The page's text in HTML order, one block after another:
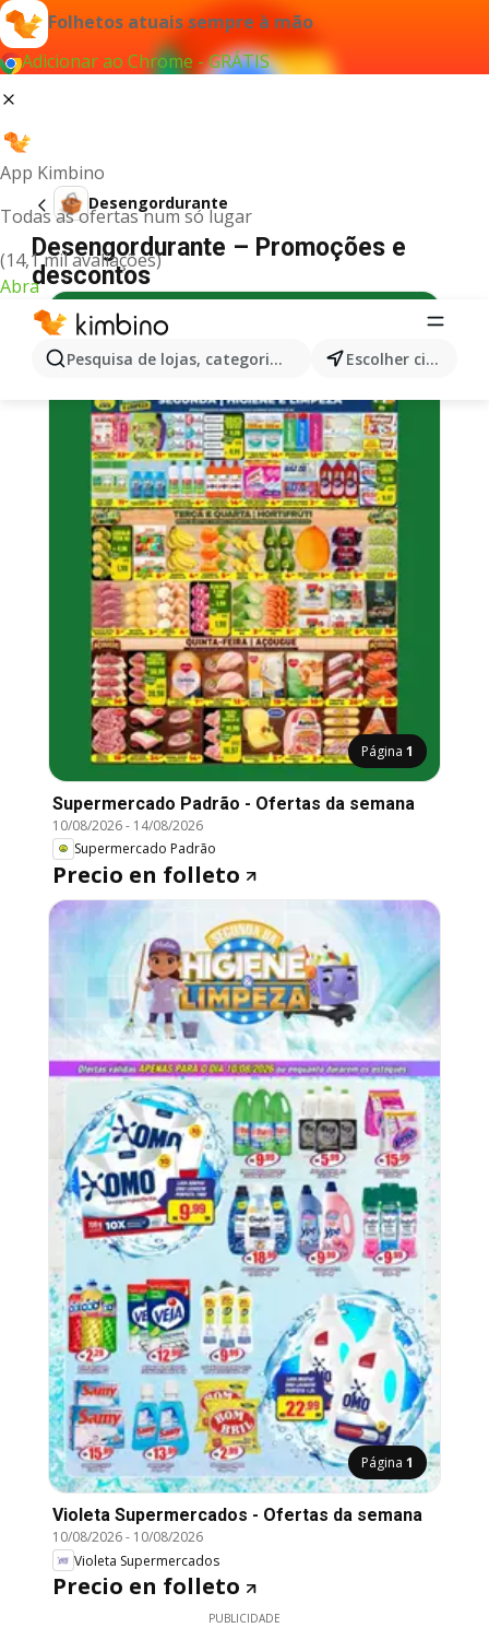
Folhetos atuais sempre à mão
Adicionar ao Chrome - GRÁTIS
App Kimbino
Todas as ofertas num só lugar
(14,1 mil avaliações)
Abra
Pesquisa de lojas, categorias,produtos... Escolher cidade
Desengordurante
Desengordurante – Promoções e
descontos
Página 1
Supermercado Padrão - Ofertas da semana
10/08/2026- 14/08/2026
Supermercado Padrão
Precio en folleto
Página 1
Violeta Supermercados - Ofertas da semana
10/08/2026- 10/08/2026
Violeta Supermercados
Precio en folleto
PUBLICIDADE